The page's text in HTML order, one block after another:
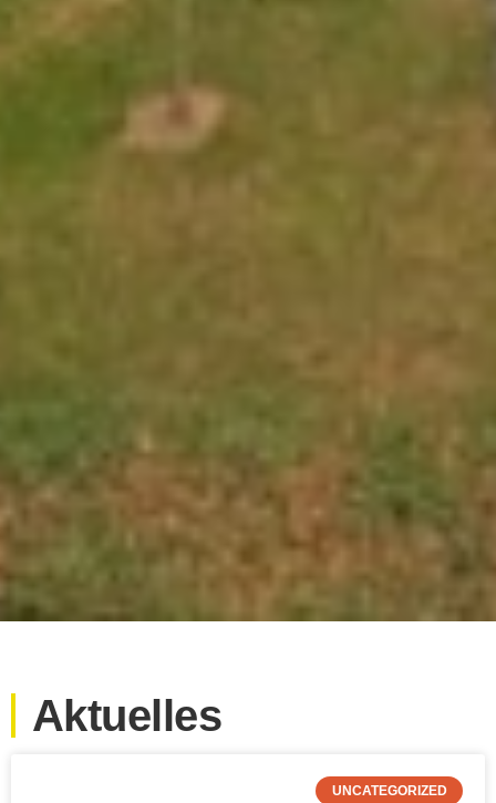
Aktuelles
UNCATEGORIZED